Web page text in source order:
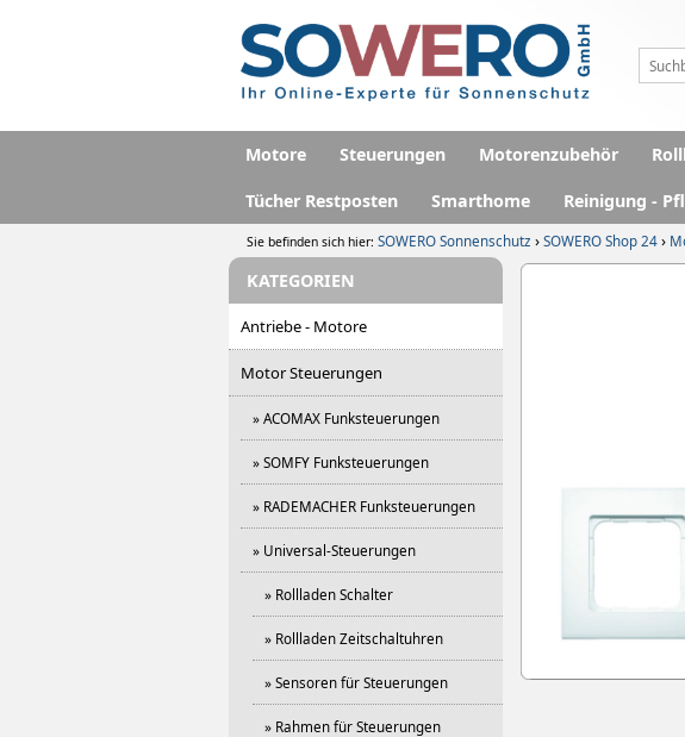
Motore Steuerungen Motorenzubehör
Tücher Restposten Smarthome Reinigung -
Sie befinden sich hier: SOWERO Sonnenschutz ›SOWERO Shop 24›
KATEGORIEN
Antriebe - Motore
Motor Steuerungen
» ACOMAX Funksteuerungen
» SOMFY Funksteuerungen
» RADEMACHER Funksteuerungen
» Universal-Steuerungen
» Rollladen Schalter
» Rollladen Zeitschaltuhren
» Sensoren für Steuerungen
» Rahmen für Steuerungen